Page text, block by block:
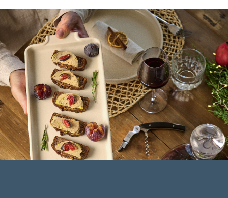
Marque : Peugeot
Fabriqué en France
"Moulins Peugeot : la référence de la cuisine."